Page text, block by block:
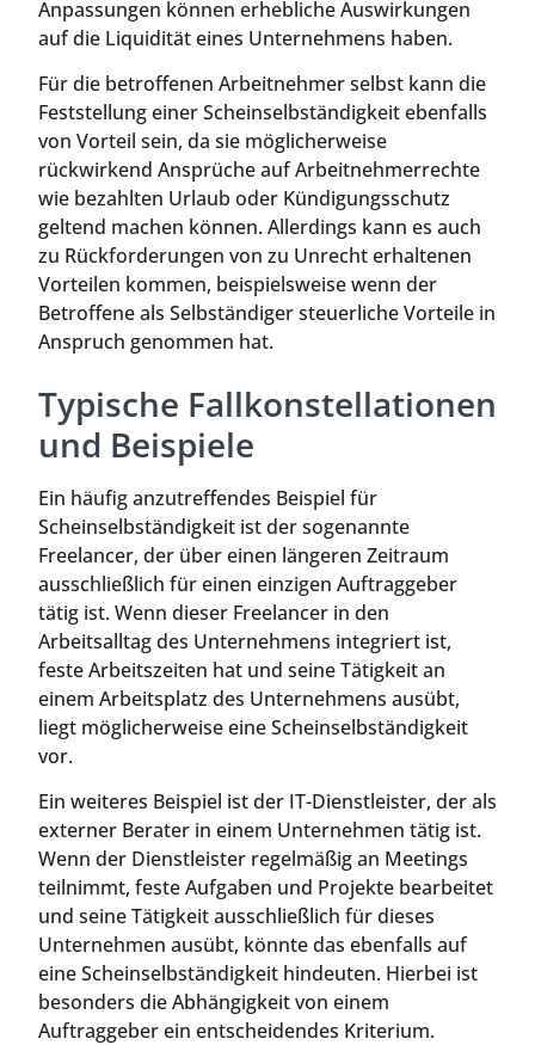
Anpassungen können erhebliche Auswirkungen
auf die Liquidität eines Unternehmens haben.
Für die betroffenen Arbeitnehmer selbst kann die
Feststellung einer Scheinselbständigkeit ebenfalls
von Vorteil sein, da sie möglicherweise
rückwirkend Ansprüche auf Arbeitnehmerrechte
wie bezahlten Urlaub oder Kündigungsschutz
geltend machen können. Allerdings kann es auch
zu Rückforderungen von zu Unrecht erhaltenen
Vorteilen kommen, beispielsweise wenn der
Betroffene als Selbständiger steuerliche Vorteile in
Anspruch genommen hat.
Typische Fallkonstellationen
und Beispiele
Ein häufig anzutreffendes Beispiel für
Scheinselbständigkeit ist der sogenannte
Freelancer, der über einen längeren Zeitraum
ausschließlich für einen einzigen Auftraggeber
tätig ist. Wenn dieser Freelancer in den
Arbeitsalltag des Unternehmens integriert ist,
feste Arbeitszeiten hat und seine Tätigkeit an
einem Arbeitsplatz des Unternehmens ausübt,
liegt möglicherweise eine Scheinselbständigkeit
vor.
Ein weiteres Beispiel ist der IT-Dienstleister, der als
externer Berater in einem Unternehmen tätig ist.
Wenn der Dienstleister regelmäßig an Meetings
teilnimmt, feste Aufgaben und Projekte bearbeitet
und seine Tätigkeit ausschließlich für dieses
Unternehmen ausübt, könnte das ebenfalls auf
eine Scheinselbständigkeit hindeuten. Hierbei ist
besonders die Abhängigkeit von einem
Auftraggeber ein entscheidendes Kriterium.